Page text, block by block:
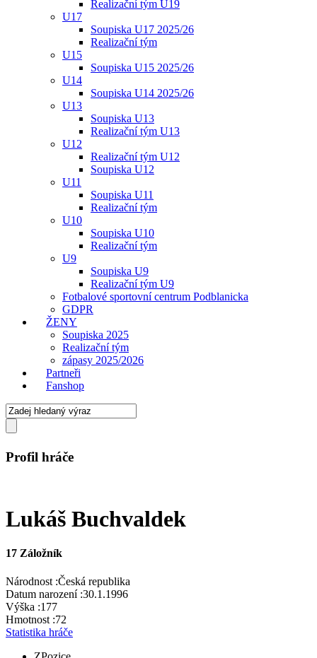
Realizační tým U19
U17
Soupiska U17 2025/26
Realizační tým
U15
Soupiska U15 2025/26
U14
Soupiska U14 2025/26
U13
Soupiska U13
Realizační tým U13
U12
Realizační tým U12
Soupiska U12
U11
Soupiska U11
Realizační tým
U10
Soupiska U10
Realizační tým
U9
Soupiska U9
Realizační tým U9
Fotbalové sportovní centrum Podblanicka
GDPR
ŽENY
Soupiska 2025
Realizační tým
zápasy 2025/2026
Partneři
Fanshop
Profil hráče
Lukáš Buchvaldek
17 Záložník
Národnost :Česká republika
Datum narození :30.1.1996
Výška :177
Hmotnost :72
Statistika hráče